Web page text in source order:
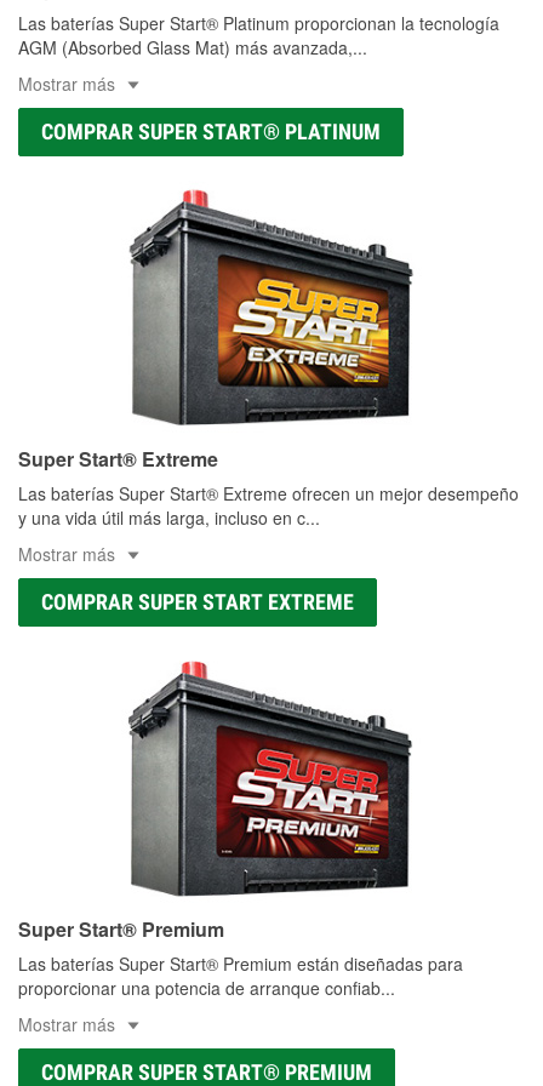
Las baterías Super Start® Platinum proporcionan la tecnología
AGM (Absorbed Glass Mat) más avanzada,...
Mostrar más
COMPRAR SUPER START® PLATINUM
Super Start® Extreme
Las baterías Super Start® Extreme ofrecen un mejor desempeño
y una vida útil más larga, incluso en c...
Mostrar más
COMPRAR SUPER START EXTREME
Super Start® Premium
Las baterías Super Start® Premium están diseñadas para
proporcionar una potencia de arranque confiab...
Mostrar más
COMPRAR SUPER START® PREMIUM